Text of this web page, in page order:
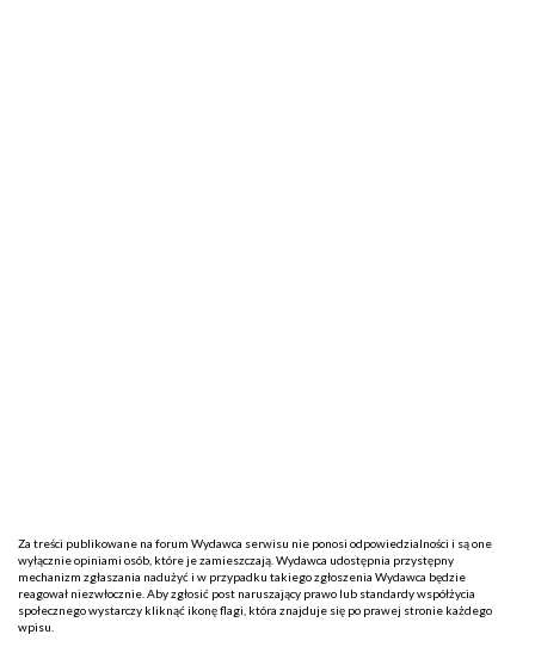
Za treści publikowane na forum Wydawca serwisu nie ponosi odpowiedzialności i są one
wyłącznie opiniami osób, które je zamieszczają. Wydawca udostępnia przystępny
mechanizm zgłaszania nadużyć i w przypadku takiego zgłoszenia Wydawca będzie
reagował niezwłocznie. Aby zgłosić post naruszający prawo lub standardy współżycia
społecznego wystarczy kliknąć ikonę flagi, która znajduje się po prawej stronie każdego
wpisu.